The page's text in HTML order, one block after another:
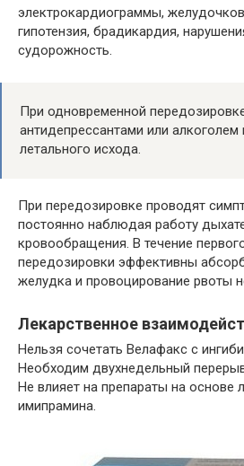
электрокардиограммы,
гипотензия, брадикардия,
судорожность.
При одновременной
антидепрессантами или алкоголем
летального исхода.
При передозировке проводят
постоянно наблюдая работу
кровообращения. В течение
передозировки эффективны
желудка и провоцирование рвоты
Лекарственное
Нельзя сочетать Велафакс с
Необходим двухнедельный
Не влияет на препараты на основе
имипрамина.